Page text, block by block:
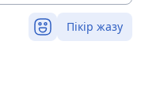
Пікір жазу